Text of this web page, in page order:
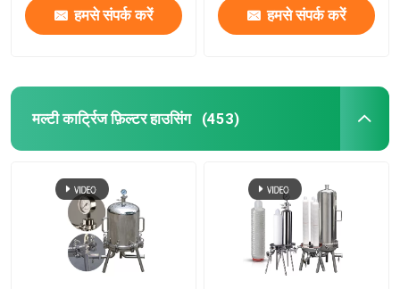
हमसे संपर्क करें हमसे संपर्क करें
मल्टी कार्ट्रिज फ़िल्टर हाउसिंग (453)